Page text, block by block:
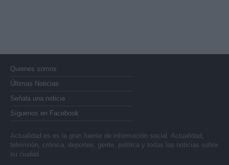
Quienes somos
Últimas Noticias
Señala una noticia
Síguenos en Facebook
Actualidad.es es la gran fuente de información social. Actualidad,
televisión, crónica, deportes, gente, política y todas las noticias sobre
su ciudad.